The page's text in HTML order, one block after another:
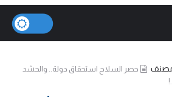
حصر السلاح استحقاق دولة.. والحشد